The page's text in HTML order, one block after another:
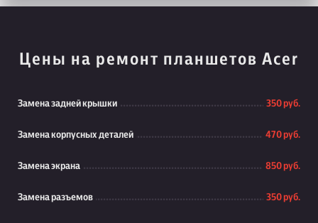
Цены на ремонт планшетов Acer
Замена задней крышки 350 руб.
Замена корпусных деталей 470 руб.
Замена экрана 850 руб.
Замена разъемов 350 руб.